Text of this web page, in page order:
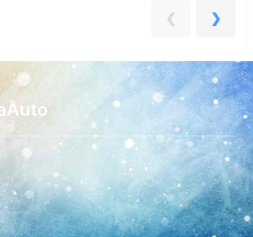
费提供！ 本套资源：SVIP顶级会员
专享下载, VIP无权！ 资…
❮ ❯